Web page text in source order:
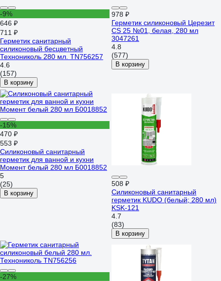
-9%
646 ₽
711 ₽
Герметик санитарный
силиконовый бесцветный
Технониколь 280 мл. TN756257
4.6
(157)
В корзину
978 ₽
Герметик силиконовый Церезит
CS 25 №01, белая, 280 мл
3047261
4.8
(577)
В корзину
-15%
470 ₽
553 ₽
Силиконовый санитарный
герметик для ванной и кухни
Момент белый 280 мл Б0018852
5
(25)
В корзину
508 ₽
Силиконовый санитарный
герметик KUDO (белый; 280 мл)
KSK-121
4.7
(83)
В корзину
-27%